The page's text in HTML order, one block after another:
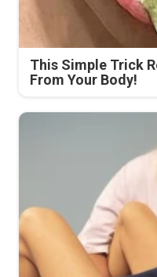
This Simple Trick
From Your Body!